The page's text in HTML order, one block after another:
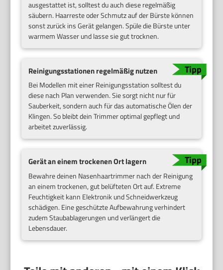
ausgestattet ist, solltest du auch diese regelmäßig
säubern. Haarreste oder Schmutz auf der Bürste können
sonst zurück ins Gerät gelangen. Spüle die Bürste unter
warmem Wasser und lasse sie gut trocknen.
Reinigungsstationen regelmäßig nutzen
Bei Modellen mit einer Reinigungsstation solltest du
diese nach Plan verwenden. Sie sorgt nicht nur für
Sauberkeit, sondern auch für das automatische Ölen der
Klingen. So bleibt dein Trimmer optimal gepflegt und
arbeitet zuverlässig.
Gerät an einem trockenen Ort lagern
Bewahre deinen Nasenhaartrimmer nach der Reinigung
an einem trockenen, gut belüfteten Ort auf. Extreme
Feuchtigkeit kann Elektronik und Schneidwerkzeug
schädigen. Eine geschützte Aufbewahrung verhindert
zudem Staubablagerungen und verlängert die
Lebensdauer.